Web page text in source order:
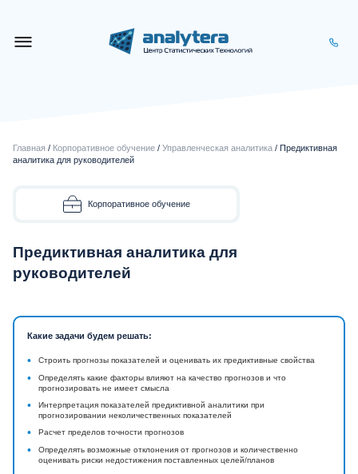
Главная / Корпоративное обучение / Управленческая аналитика / Предиктивная
аналитика для руководителей
Корпоративное обучение
Предиктивная аналитика для
руководителей
Какие задачи будем решать:
• Строить прогнозы показателей и оценивать их предиктивные свойства
•
Определять какие факторы влияют на качество прогнозов и что
прогнозировать не имеет смысла
•
Интерпретация показателей предиктивной аналитики при
прогнозировании неколичественных показателей
• Расчет пределов точности прогнозов
•
Определять возможные отклонения от прогнозов и количественно
оценивать риски недостижения поставленных целей/планов